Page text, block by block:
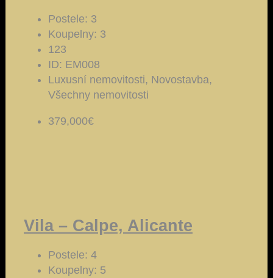
Postele: 3
Koupelny: 3
123
ID: EM008
Luxusní nemovitosti, Novostavba,
Všechny nemovitosti
379,000€
Vila – Calpe, Alicante
Postele: 4
Koupelny: 5